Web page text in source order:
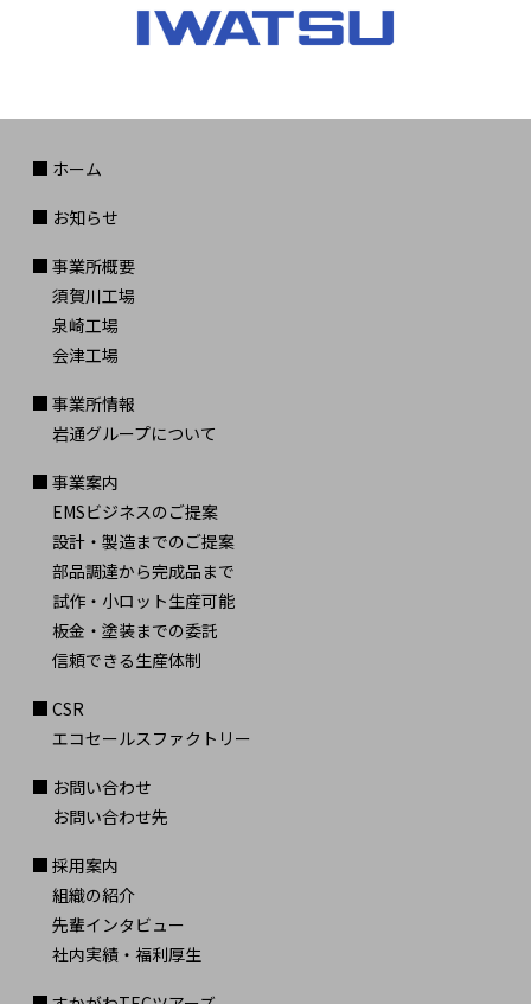
ホーム
お知らせ
事業所概要
須賀川工場
泉崎工場
会津工場
事業所情報
岩通グループについて
事業案内
EMSビジネスのご提案
設計・製造までのご提案
部品調達から完成品まで
試作・小ロット生産可能
板金・塗装までの委託
信頼できる生産体制
CSR
エコセールスファクトリー
お問い合わせ
お問い合わせ先
採用案内
組織の紹介
先輩インタビュー
社内実績・福利厚生